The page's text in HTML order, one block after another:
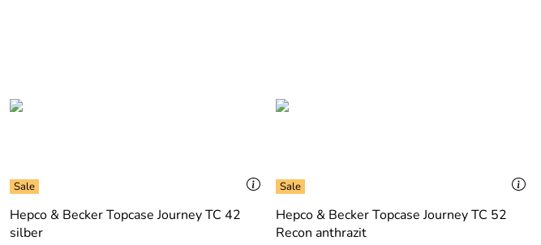
Hepco & Becker Topcase Journey TC 42
silber
Hepco & Becker Topcase Journey TC 52
Recon anthrazit